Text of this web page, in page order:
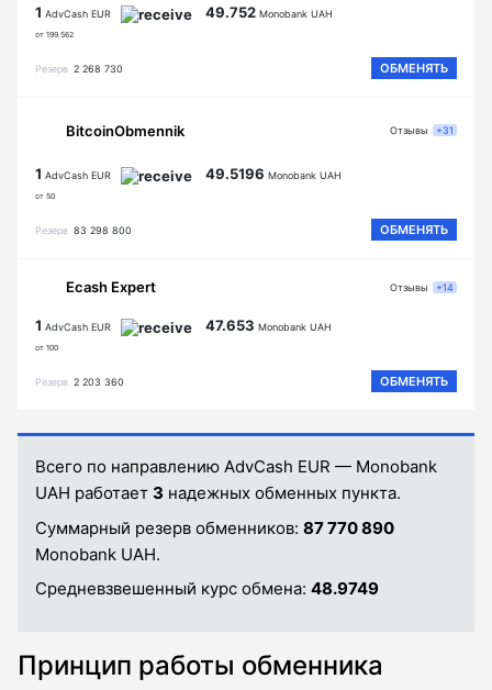
1 AdvCash EUR
от 199.562
49.752 Monobank UAH
Резерв 2 268 730 ОБМЕНЯТЬ
BitcoinObmennik
1 AdvCash EUR
от 50
49.5196 Monobank UAH
Резерв 83 298 800 ОБМЕНЯТЬ
Отзывы +31
Ecash Expert
1 AdvCash EUR
от 100
47.653 Monobank UAH
Резерв 2 203 360 ОБМЕНЯТЬ
Отзывы +14
Всего по направлению AdvCash EUR — Monobank
UAH работает 3 надежных обменных пункта.
Суммарный резерв обменников: 87 770 890
Monobank UAH.
Средневзвешенный курс обмена: 48.9749
Принцип работы обменника